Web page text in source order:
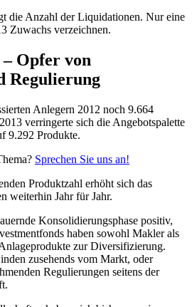
die Anzahl der Liquidationen. Nur eine
Zuwachs verzeichnen.
Opfer von
Regulierung
Anlegern 2012 noch 9.664
verringerte sich die Angebotspalette
9.292 Produkte.
Sprechen Sie uns an!
Produktzahl erhöht sich das
weiterhin Jahr für Jahr.
Konsolidierungsphase positiv,
haben sowohl Makler als
zur Diversifizierung.
zusehends vom Markt, oder
Regulierungen seitens der